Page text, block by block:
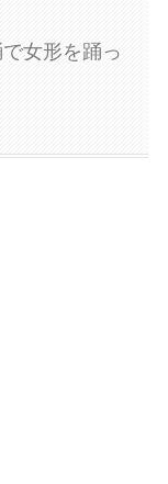
女形を踊っ